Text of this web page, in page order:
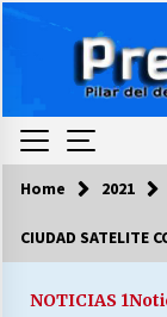
Home 2021
CIUDAD SATELITE
NOTICIAS 1